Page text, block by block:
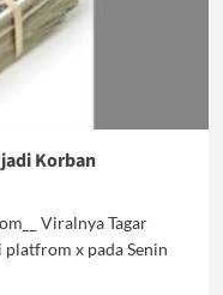
Korban
Viralnya Tagar
x pada Senin